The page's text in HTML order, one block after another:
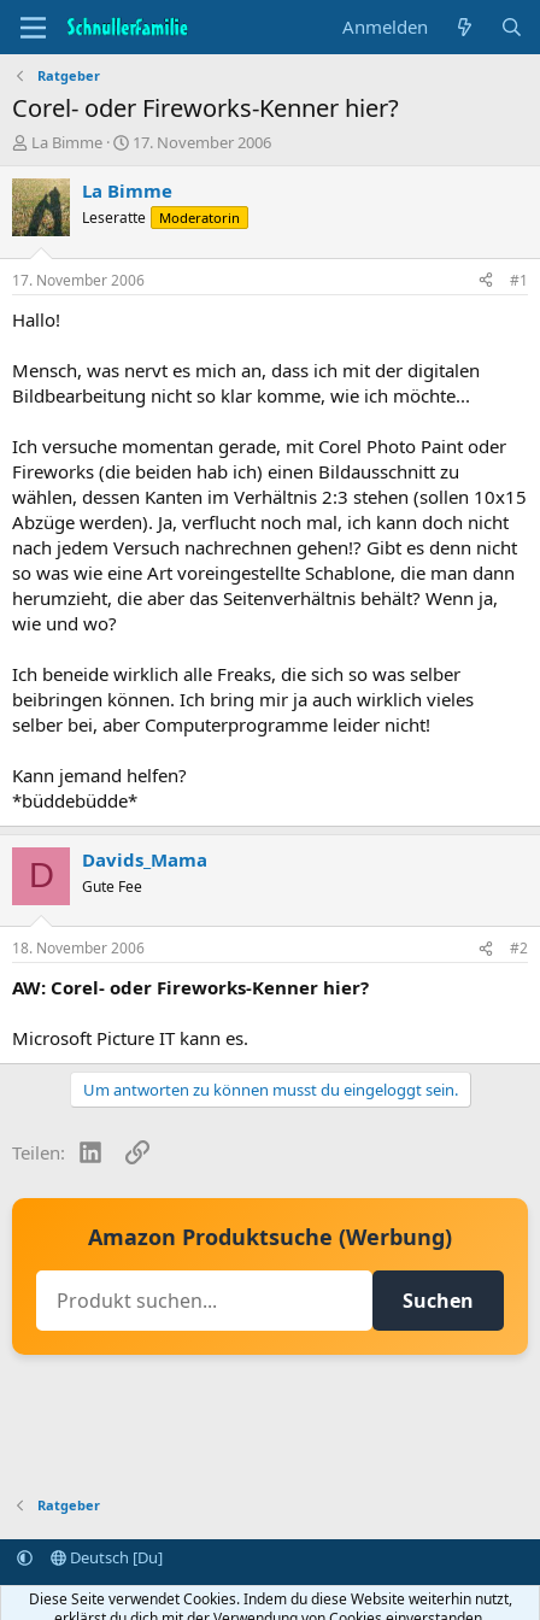
Anmelden
Ratgeber
Corel- oder Fireworks-Kenner hier?
T
e
m
e
n
t
a
e
r
La Bimme
B
g
n
d
a
17. November 2006
La Bimme
Leseratte Moderatorin
17. November 2006 #1
Hallo!
Mensch, was nervt es mich an, dass ich mit der digitalen
Bildbearbeitung nicht so klar komme, wie ich möchte...
Ich versuche momentan gerade, mit Corel Photo Paint oder
Fireworks (die beiden hab ich) einen Bildausschnitt zu
wählen, dessen Kanten im Verhältnis 2:3 stehen (sollen 10x15
Abzüge werden). Ja, verflucht noch mal, ich kann doch nicht
nach jedem Versuch nachrechnen gehen!? Gibt es denn nicht
so was wie eine Art voreingestellte Schablone, die man dann
herumzieht, die aber das Seitenverhältnis behält? Wenn ja,
wie und wo?
Ich beneide wirklich alle Freaks, die sich so was selber
beibringen können. Ich bring mir ja auch wirklich vieles
selber bei, aber Computerprogramme leider nicht!
Kann jemand helfen?
*büddebüdde*
D Davids_Mama
Gute Fee
18. November 2006 #2
AW: Corel- oder Fireworks-Kenner hier?
Microsoft Picture IT kann es.
Um antworten zu können musst du eingeloggt sein.
Teilen: LinkedInLink
Amazon Produktsuche (Werbung)
Suchen
Ratgeber
Deutsch [Du]
Kontakt aufnehmen
Bedingungen und Regeln
Datenschutz
Startseite R
Diese Seite verwendet Cookies. Indem du diese Website weiterhin nutzt,